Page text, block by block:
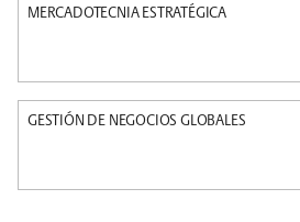
MERCADOTECNIA ESTRATÉGICA
GESTIÓN DE NEGOCIOS GLOBALES